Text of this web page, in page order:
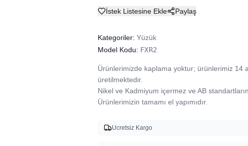
İstek Listesine Ekle Paylaş
Kategoriler: Yüzük
Model Kodu: FXR2
Ürünlerimizde kaplama yoktur; ürünlerimiz 14
üretilmektedir.
Nikel ve Kadmiyum içermez ve AB
Ürünlerimizin tamamı el yapımıdır.
Ucretsiz Kargo